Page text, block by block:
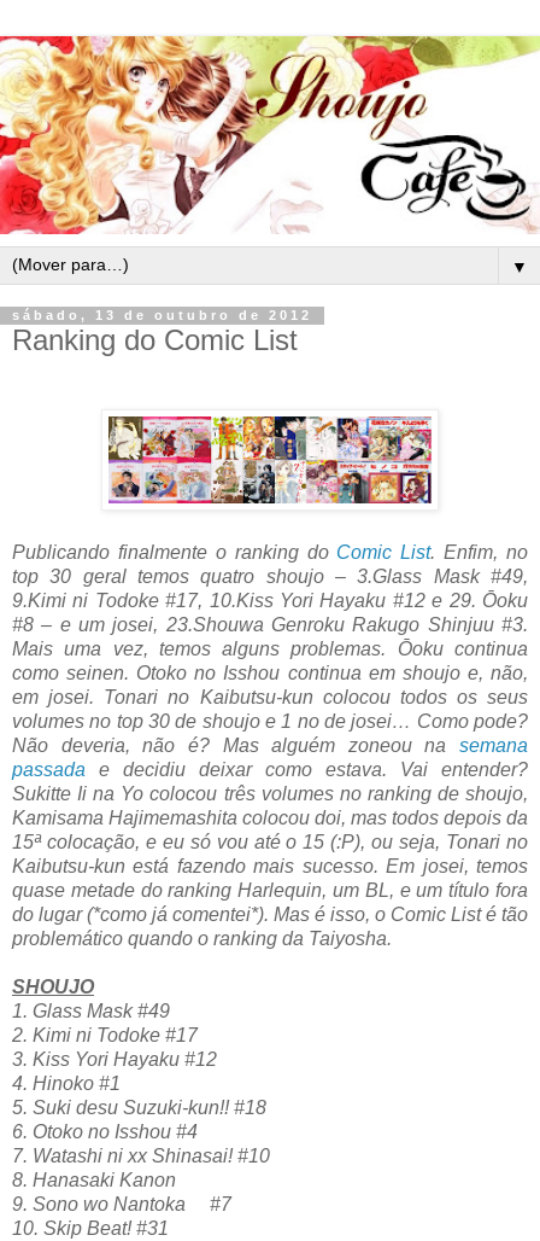
▼
sábado, 13 de outubro de 2012
Ranking do Comic List
Publicando finalmente o ranking do Comic List. Enfim, no
top 30 geral temos quatro shoujo – 3.Glass Mask #49,
9.Kimi ni Todoke #17, 10.Kiss Yori Hayaku #12 e 29. Ōoku
#8 – e um josei, 23.Shouwa Genroku Rakugo Shinjuu #3.
Mais uma vez, temos alguns problemas. Ōoku continua
como seinen. Otoko no Isshou continua em shoujo e, não,
em josei. Tonari no Kaibutsu-kun colocou todos os seus
volumes no top 30 de shoujo e 1 no de josei… Como pode?
Não deveria, não é? Mas alguém zoneou na semana
passada e decidiu deixar como estava. Vai entender?
Sukitte Ii na Yo colocou três volumes no ranking de shoujo,
Kamisama Hajimemashita colocou doi, mas todos depois da
15ª colocação, e eu só vou até o 15 (:P), ou seja, Tonari no
Kaibutsu-kun está fazendo mais sucesso. Em josei, temos
quase metade do ranking Harlequin, um BL, e um título fora
do lugar (*como já comentei*). Mas é isso, o Comic List é tão
problemático quando o ranking da Taiyosha.
SHOUJO
1. Glass Mask #49
2. Kimi ni Todoke #17
3. Kiss Yori Hayaku #12
4. Hinoko #1
5. Suki desu Suzuki-kun!! #18
6. Otoko no Isshou #4
7. Watashi ni xx Shinasai! #10
8. Hanasaki Kanon
9. Sono wo Nantoka #7
10. Skip Beat! #31